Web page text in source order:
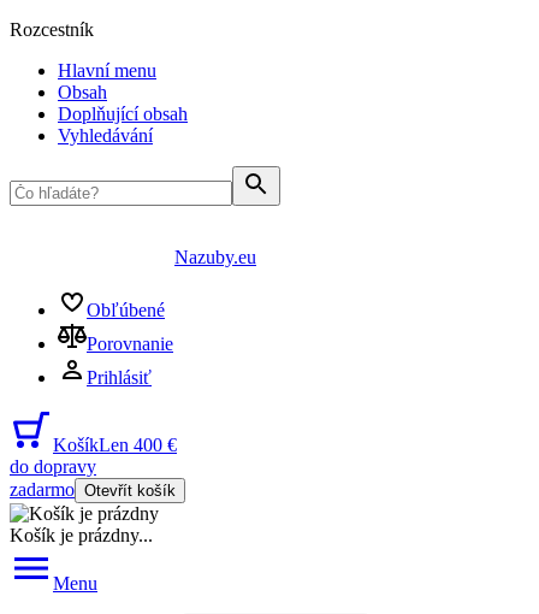
Rozcestník
Hlavní menu
Obsah
Doplňující obsah
Vyhledávání
Nazuby.eu
Obľúbené
Porovnanie
Prihlásiť
KošíkLen 400 €
do dopravy
zadarmo Otevřít košík
Košík je prázdny...
Menu